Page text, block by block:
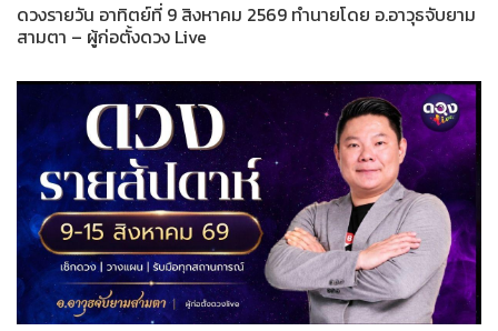
ดวงรายวัน อาทิตย์ที่ 9 สิงหาคม 2569 ทำนายโดย อ.อาวุธจับยาม
สามตา – ผู้ก่อตั้งดวง Live